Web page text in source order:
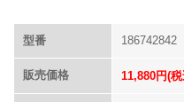
型番 186742842
販売価格 11,880円(